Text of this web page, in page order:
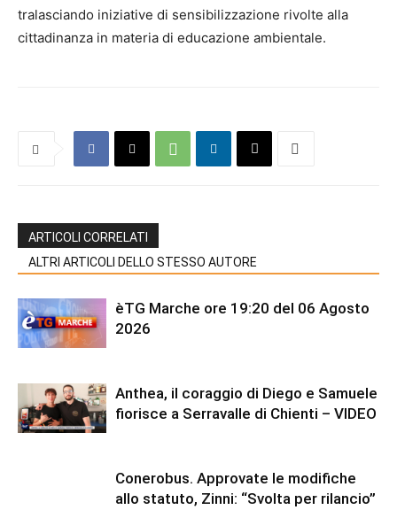
tralasciando iniziative di sensibilizzazione rivolte alla
cittadinanza in materia di educazione ambientale.
ARTICOLI CORRELATI
ALTRI ARTICOLI DELLO STESSO AUTORE
èTG Marche ore 19:20 del 06 Agosto
2026
Anthea, il coraggio di Diego e Samuele
fiorisce a Serravalle di Chienti – VIDEO
Conerobus. Approvate le modifiche
allo statuto, Zinni: “Svolta per rilancio”